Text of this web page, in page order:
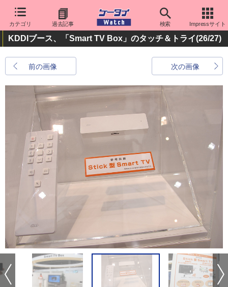
カテゴリ 過去記事 検索 Impressサイト
KDDIブース、「Smart TV Box」のタッチ＆トライ(26/27)
前の画像 次の画像